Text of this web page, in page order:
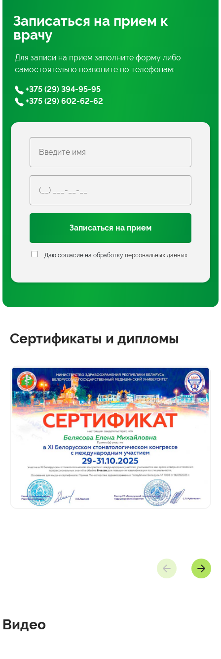
Записаться на прием к
врачу
Для записи на прием заполните форму либо
самостоятельно позвоните по телефонам:
+375 (29) 394-95-95
+375 (29) 602-62-62
Записаться на прием
Даю согласие на обработку персональных данных
Сертификаты и дипломы
Видео